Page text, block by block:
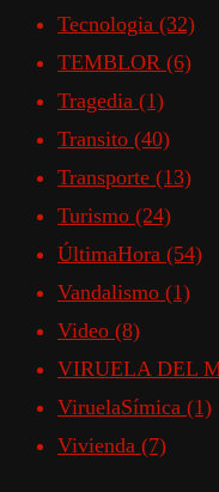
Tecnologia (32)
TEMBLOR (6)
Tragedia (1)
Transito (40)
Transporte (13)
Turismo (24)
ÚltimaHora (54)
Vandalismo (1)
Video (8)
VIRUELA DEL
ViruelaSímica (1)
Vivienda (7)